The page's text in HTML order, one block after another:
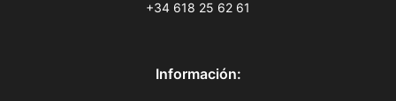
muebles fabricados con palets nuevos